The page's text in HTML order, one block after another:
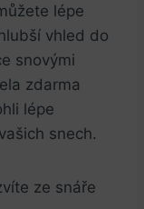
lépe
vhled do
snovými
zdarma
lépe
snech.
ze snáře